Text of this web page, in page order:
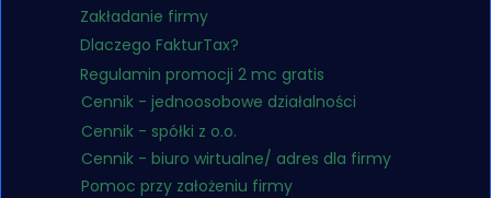
Cennik - biuro wirtualne/ adres dla firmy
Cennik - spółki z o.o.
Cennik - jednoosobowe działalności
Dlaczego FakturTax?
Zakładanie firmy
Regulamin promocji 2 mc gratis
Pomoc przy założeniu firmy